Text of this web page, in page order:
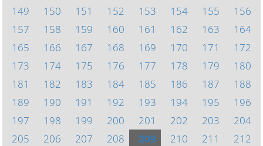
149
150 151 152 153 154 155
156
157
158 159 160 161 162 163
164
165
166 167 168 169 170 171
172
173
174 175 176 177 178 179
180
181
182 183 184 185 186 187
188
189
190 191 192 193 194 195
196
197
198 199 200 201 202 203
204
205
206 207 208 209 210 211
212